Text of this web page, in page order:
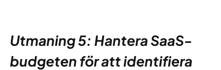
Utmaning 5: Hantera SaaS-
budgeten för att identifiera